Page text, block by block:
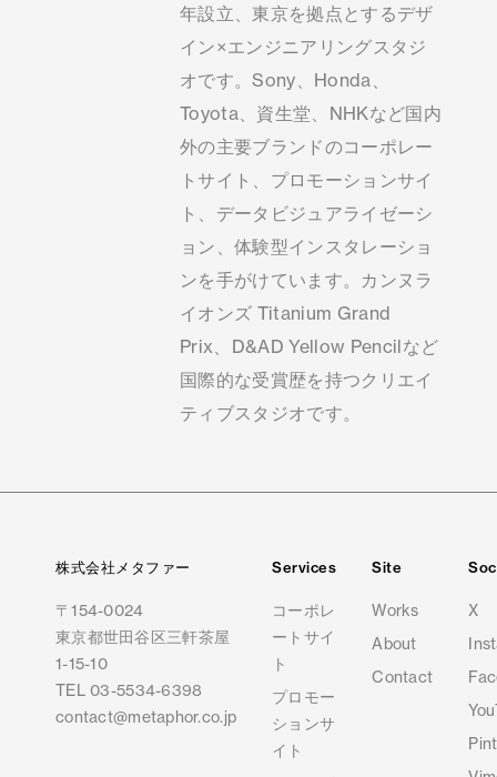
年設立、東京を拠点とするデザ
イン×エンジニアリングスタジ
オです。Sony、Honda、
Toyota、資生堂、NHKなど国内
外の主要ブランドのコーポレー
トサイト、プロモーションサイ
ト、データビジュアライゼーシ
ョン、体験型インスタレーショ
ンを手がけています。カンヌラ
イオンズ Titanium Grand
Prix、D&AD Yellow Pencilなど
国際的な受賞歴を持つクリエイ
ティブスタジオです。
株式会社メタファー
〒154-0024
東京都世田谷区三軒茶屋
1-15-10
TEL 03-5534-6398
contact@metaphor.co.jp
Services
コーポレ
ートサイ
ト
プロモー
ションサ
イト
Site
Works
About
Contact
X